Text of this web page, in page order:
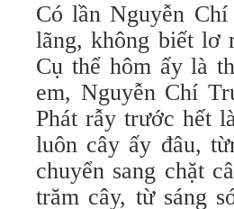
Có lần Nguyễn
lãng, không biết lơ
Cụ thể hôm ấy là
em, Nguyễn Chí
Phát rẫy trước hết
luôn cây ấy đâu,
chuyển sang chặt
trăm cây, từ sáng